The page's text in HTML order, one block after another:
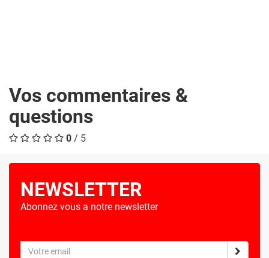
Vos commentaires &
questions
0 / 5
NEWSLETTER
Abonnez vous a notre newsletter